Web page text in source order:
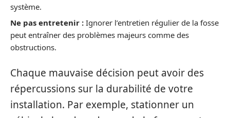
système.
Ne pas entretenir : Ignorer l’entretien régulier de la fosse
peut entraîner des problèmes majeurs comme des
obstructions.
Chaque mauvaise décision peut avoir des
répercussions sur la durabilité de votre
installation. Par exemple, stationner un